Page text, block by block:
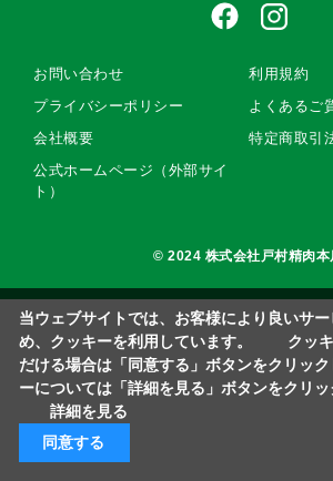
お問い合わせ
利用規約
プライバシーポリシー
よくあるご
会社概要
特定商取引
公式ホームページ（外部サイ
ト）
© 2024 株式会社戸村精肉本
当ウェブサイトでは、お客様により良いサ
め、クッキーを利用しています。 クッキ
だける場合は「同意する」ボタンをクリッ
ーについては「詳細を見る」ボタンをクリッ
詳細を見る
同意する